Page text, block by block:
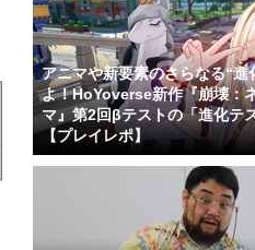
アニマや新要素のさらなる“進
よ！HoYoverse新作『崩壊：
マ』第2回βテストの「進化テ
【プレイレポ】